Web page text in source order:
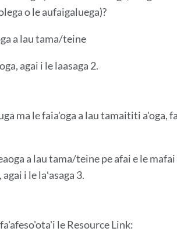
vaega
o le aufaigaluega)?
a lau tama/teine
agai i le laasaga 2.
ma le faia'oga a lau tamaititi a'oga,
a lau tama/teine ​​pe afai e le
i le laʻasaga 3.
le Resource Link: